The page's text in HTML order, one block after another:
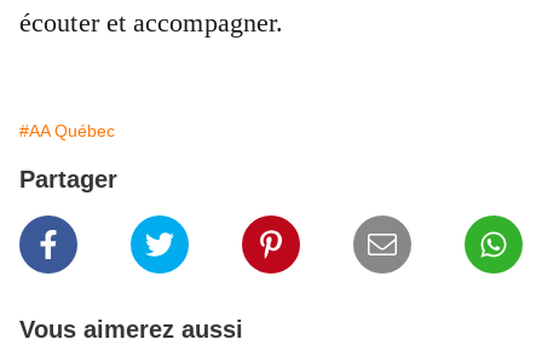
écouter et accompagner.
#AA Québec
Partager
Vous aimerez aussi